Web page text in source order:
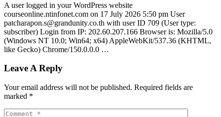
A user logged in your WordPress website
courseonline.ntinfonet.com on 17 July 2026 5:50 pm User
patcharapon.s@grandunity.co.th with user ID 709 (User type:
subscriber) Login from IP: 202.60.207.166 Browser is: Mozilla/5.0
(Windows NT 10.0; Win64; x64) AppleWebKit/537.36 (KHTML,
like Gecko) Chrome/150.0.0.0 …
Leave A Reply
Your email address will not be published. Required fields are
marked *